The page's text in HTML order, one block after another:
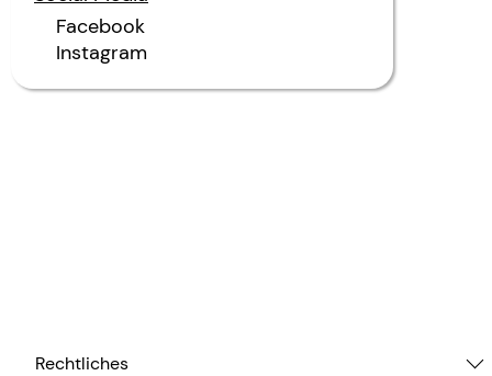
Facebook
Instagram
Rechtliches